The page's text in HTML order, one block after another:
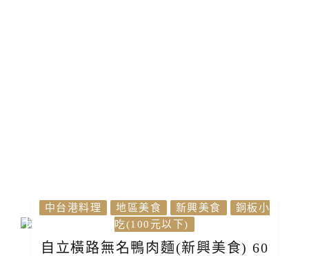
中台港料理 地區美食 新興美食
銅板小
吃(100元以下)
自立橫路無名鴨肉麵(新興美食) 60